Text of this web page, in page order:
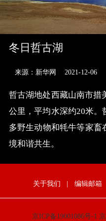
冬日哲古湖
来源：新华网 2021-12-06
哲古湖地处西藏山南市措
公里，平均水深约20米。
多野生动物和牦牛等家畜
境和谐共生。
关于我们 | 编辑邮箱
京ICP备19001086号-1